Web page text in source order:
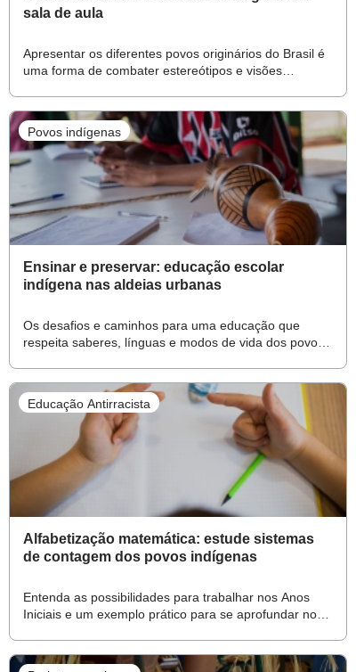
sala de aula
Apresentar os diferentes povos originários do Brasil é
uma forma de combater estereótipos e visões
Povos indígenas
Ensinar e preservar: educação escolar
indígena nas aldeias urbanas
Os desafios e caminhos para uma educação que
respeita saberes, línguas e modos de vida dos povos
Educação Antirracista
Alfabetização matemática: estude sistemas
de contagem dos povos indígenas
Entenda as possibilidades para trabalhar nos Anos
Iniciais e um exemplo prático para se aprofundar no